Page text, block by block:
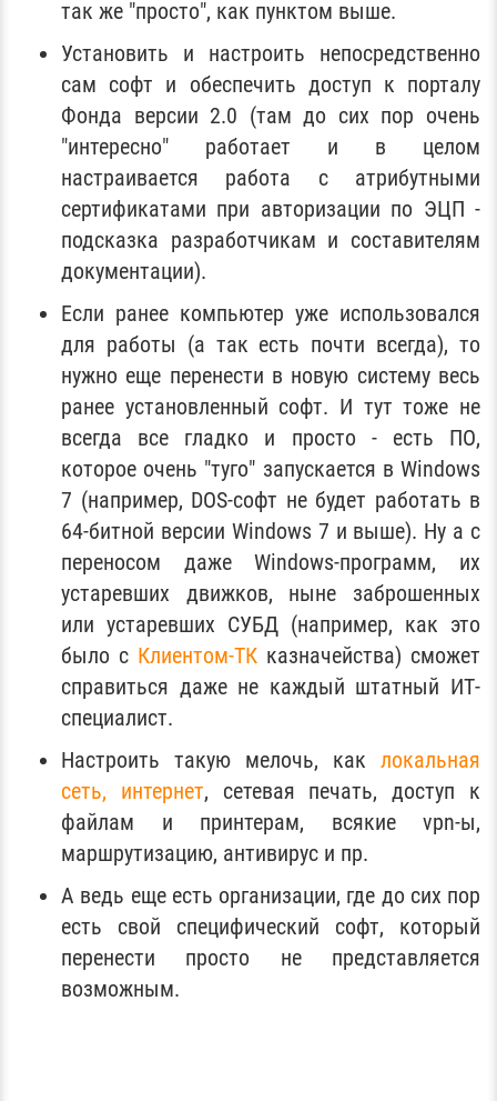
так же "просто", как пунктом выше.
Установить и настроить непосредственно
сам софт и обеспечить доступ к порталу
Фонда версии 2.0 (там до сих пор очень
"интересно" работает и в целом
настраивается работа с атрибутными
сертификатами при авторизации по ЭЦП -
подсказка разработчикам и составителям
документации).
Если ранее компьютер уже использовался
для работы (а так есть почти всегда), то
нужно еще перенести в новую систему весь
ранее установленный софт. И тут тоже не
всегда все гладко и просто - есть ПО,
которое очень "туго" запускается в Windows
7 (например, DOS-софт не будет работать в
64-битной версии Windows 7 и выше). Ну а с
переносом даже Windows-программ, их
устаревших движков, ныне заброшенных
или устаревших СУБД (например, как это
было с Клиентом-ТК казначейства) сможет
справиться даже не каждый штатный ИТ-
специалист.
Настроить такую мелочь, как локальная
сеть, интернет, сетевая печать, доступ к
файлам и принтерам, всякие vpn-ы,
маршрутизацию, антивирус и пр.
А ведь еще есть организации, где до сих пор
есть свой специфический софт, который
перенести просто не представляется
возможным.